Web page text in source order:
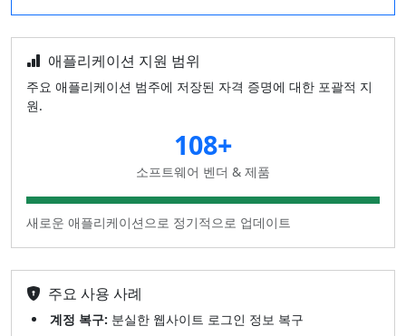
애플리케이션 지원 범위
주요 애플리케이션 범주에 저장된 자격 증명에 대한 포괄적 지
원.
108+
소프트웨어 벤더 & 제품
새로운 애플리케이션으로 정기적으로 업데이트
주요 사용 사례
계정 복구: 분실한 웹사이트 로그인 정보 복구